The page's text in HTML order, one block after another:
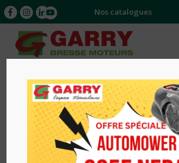
Nos catalogues
/ TRONCONNEUSE A
HUSQVARNA